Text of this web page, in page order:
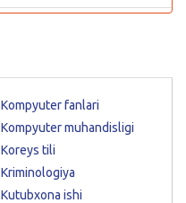
Kompyuter fanlari
Kompyuter muhandisligi
Koreys tili
Kriminologiya
Kutubxona ishi